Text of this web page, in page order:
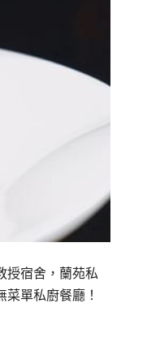
授宿舍，蘭苑私
單私廚餐廳！